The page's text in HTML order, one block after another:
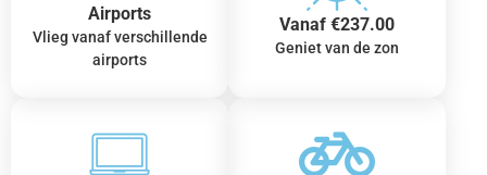
Airports
Vlieg vanaf verschillende
airports
Vanaf €237.00
Geniet van de zon